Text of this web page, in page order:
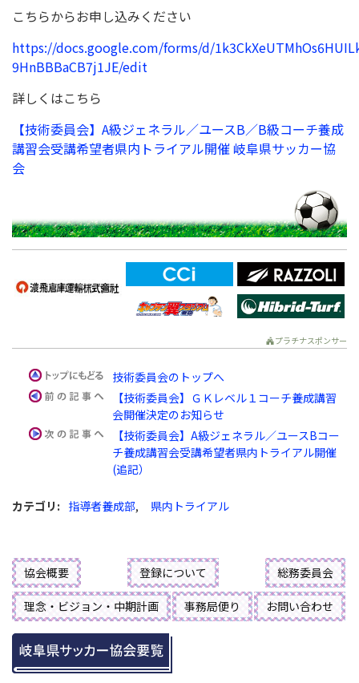
こちらからお申し込みください
https://docs.google.com/forms/d/
9HnBBBaCB7j1JE/edit
詳しくはこちら
【技術委員会】A級ジェネラル／ユースB／B級コーチ養成
講習会受講希望者県内トライアル開催 岐阜県サッカー協
会
プラチナスポンサー
技術委員会のトップへ
【技術委員会】ＧＫレベル１コーチ養成講習
会開催決定のお知らせ
【技術委員会】A級ジェネラル／ユースBコー
チ養成講習会受講希望者県内トライアル開催
(追記）
カテゴリ : 指導者養成部, 県内トライアル
協会概要 登録について 総務委員会
理念・ビジョン・中期計画 事務局便り お問い合わせ